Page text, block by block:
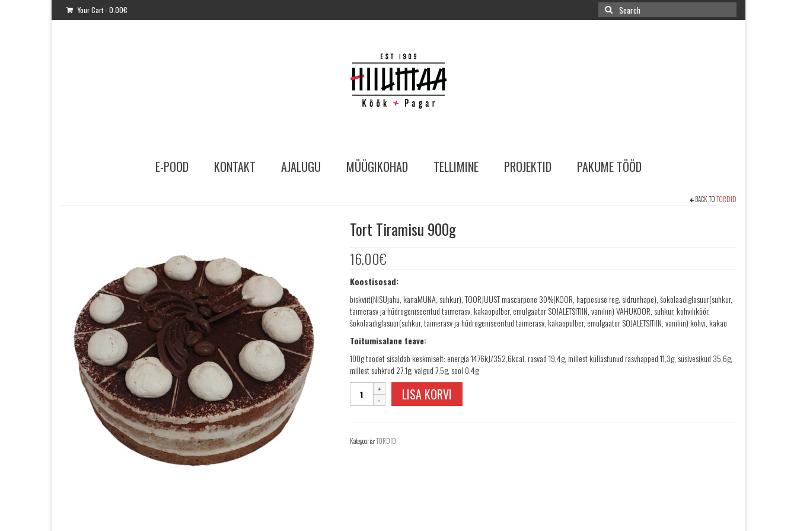
Your Cart-0.00€
Search
for:
E-POOD KONTAKT AJALUGU MÜÜGIKOHAD TELLIMINE PROJEKTID PAKUME TÖÖD
BACK TOTORDID
Tort Tiramisu 900g
16.00€
Koostisosad:
biskviit(NISUjahu, kanaMUNA, suhkur), TOORJUUST mascarpone 30%(KOOR, happesuse reg. sidrunhape), šokolaadiglasuur(suhkur,
taimerasv ja hüdrogeniseeritud taimerasv, kakaopulber, emulgaator SOJALETSITIIN, vaniliin) VAHUKOOR, suhkur, kohviliköör,
šokolaadiglasuur(suhkur, taimerasv ja hüdrogeniseeritud taimerasv, kakaopulber, emulgaator SOJALETSITIIN, vaniliin) kohvi, kakao
Toitumisalane teave:
100g toodet sisaldab keskmiselt: energia 1476kJ/352,6kcal, rasvad 19,4g, millest küllastunud rasvhapped 11,3g, süsivesikud 35,6g,
millest suhkrud 27,1g, valgud 7,5g, sool 0,4g
Tiramisu
LISA KORVI
Kategooria:TORDID